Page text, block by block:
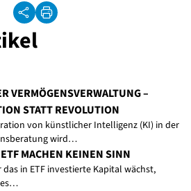
VERMÖGENSVERWALTUNG –
STATT REVOLUTION
von künstlicher Intelligenz (KI) in der
wird…
MACHEN KEINEN SINN
in ETF investierte Kapital wächst,